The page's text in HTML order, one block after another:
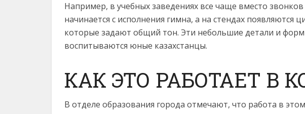
Например, в учебных заведениях все чаще вместо
начинается с исполнения гимна, а на стендах появляются
которые задают общий тон. Эти небольшие детали и
воспитываются юные казахстанцы.
КАК ЭТО РАБОТАЕТ В
В отделе образования города отмечают, что работа в